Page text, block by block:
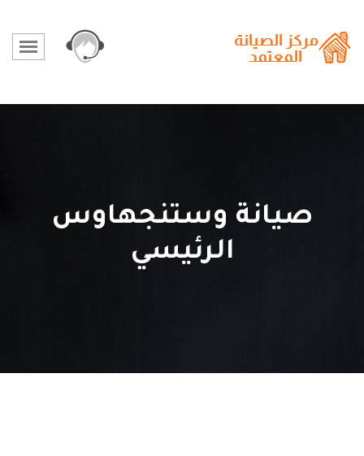
صيانة وستنجهاوس
الرئيسي